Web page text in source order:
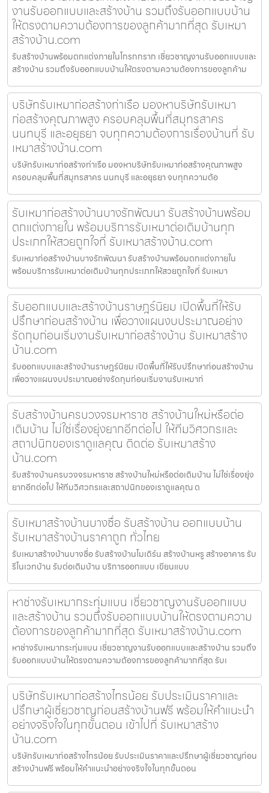
งานรับออกแบบและสร้างบ้าน รวมถึงรับออกแบบบ้าน
ให้ตรงตามความต้องการของลูกค้ามากที่สุด รับเหมา
สร้างบ้าน.com
รับสร้างบ้านพร้อมตกแต่งภายในโกรกกราก เชี่ยวชาญงานรับออกแบบและ
สร้างบ้าน รวมถึงรับออกแบบบ้านให้ตรงตามความต้องการของลูกค้าม
บริษัทรับเหมาก่อสร้างท่าเรือ มองหาบริษัทรับเหมา
ก่อสร้างคุณภาพสูง ครอบคลุมพื้นที่สมุทรสาคร
นนทบุรี และอยุธยา จบทุกความต้องการเรื่องบ้านที่ รับ
เหมาสร้างบ้าน.com
บริษัทรับเหมาก่อสร้างท่าเรือ มองหาบริษัทรับเหมาก่อสร้างคุณภาพสูง
ครอบคลุมพื้นที่สมุทรสาคร นนทบุรี และอยุธยา จบทุกความต้อ
รับเหมาก่อสร้างบ้านบางรักพัฒนา รับสร้างบ้านพร้อม
ตกแต่งภายใน พร้อมบริการรับเหมาต่อเติมบ้านทุก
ประเภทให้สวยถูกใจที่ รับเหมาสร้างบ้าน.com
รับเหมาก่อสร้างบ้านบางรักพัฒนา รับสร้างบ้านพร้อมตกแต่งภายใน
พร้อมบริการรับเหมาต่อเติมบ้านทุกประเภทให้สวยถูกใจที่ รับเหมา
รับออกแบบและสร้างบ้านราษฎร์นิยม เปิดพื้นที่ให้รับ
ปรึกษาก่อนสร้างบ้าน เพื่อวางแผนงบประมาณอย่าง
รัดกุมก่อนเริ่มงานรับเหมาก่อสร้างบ้าน รับเหมาสร้าง
บ้าน.com
รับออกแบบและสร้างบ้านราษฎร์นิยม เปิดพื้นที่ให้รับปรึกษาก่อนสร้างบ้าน
เพื่อวางแผนงบประมาณอย่างรัดกุมก่อนเริ่มงานรับเหมาก่
รับสร้างบ้านครบวงจรมหาราช สร้างบ้านใหม่หรือต่อ
เติมบ้าน ไม่ใช่เรื่องยุ่งยากอีกต่อไป ให้ทีมวิศวกรและ
สถาปนิกของเราดูแลคุณ ติดต่อ รับเหมาสร้าง
บ้าน.com
รับสร้างบ้านครบวงจรมหาราช สร้างบ้านใหม่หรือต่อเติมบ้าน ไม่ใช่เรื่องยุ่ง
ยากอีกต่อไป ให้ทีมวิศวกรและสถาปนิกของเราดูแลคุณ ต
รับเหมาสร้างบ้านบางซื่อ รับสร้างบ้าน ออกแบบบ้าน
รับเหมาสร้างบ้านราคาถูก ทั่วไทย
รับเหมาสร้างบ้านบางซื่อ รับสร้างบ้านโมเดิร์น สร้างบ้านหรู สร้างอาคาร รับ
รีโนเวทบ้าน รับต่อเติมบ้าน บริการออกแบบ เขียนแบบ
หาช่างรับเหมากระทุ่มแบน เชี่ยวชาญงานรับออกแบบ
และสร้างบ้าน รวมถึงรับออกแบบบ้านให้ตรงตามความ
ต้องการของลูกค้ามากที่สุด รับเหมาสร้างบ้าน.com
หาช่างรับเหมากระทุ่มแบน เชี่ยวชาญงานรับออกแบบและสร้างบ้าน รวมถึง
รับออกแบบบ้านให้ตรงตามความต้องการของลูกค้ามากที่สุด รับเ
บริษัทรับเหมาก่อสร้างไทรน้อย รับประเมินราคาและ
ปรึกษาผู้เชี่ยวชาญก่อนสร้างบ้านฟรี พร้อมให้คำแนะนำ
อย่างจริงใจในทุกขั้นตอน เข้าไปที่ รับเหมาสร้าง
บ้าน.com
บริษัทรับเหมาก่อสร้างไทรน้อย รับประเมินราคาและปรึกษาผู้เชี่ยวชาญก่อน
สร้างบ้านฟรี พร้อมให้คำแนะนำอย่างจริงใจในทุกขั้นตอน